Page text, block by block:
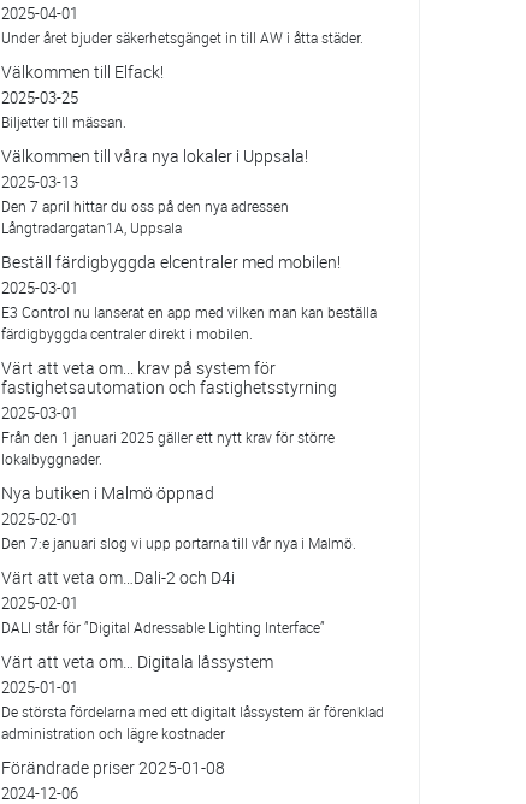
2025-04-01
Under året bjuder säkerhetsgänget in till AW i åtta städer.
Välkommen till Elfack!
2025-03-25
Biljetter till mässan.
Välkommen till våra nya lokaler i Uppsala!
2025-03-13
Den 7 april hittar du oss på den nya adressen
Långtradargatan1A, Uppsala
Beställ färdigbyggda elcentraler med mobilen!
2025-03-01
E3 Control nu lanserat en app med vilken man kan beställa
färdigbyggda centraler direkt i mobilen.
Värt att veta om... krav på system för
fastighetsautomation och fastighetsstyrning
2025-03-01
Från den 1 januari 2025 gäller ett nytt krav för större
lokalbyggnader.
Nya butiken i Malmö öppnad
2025-02-01
Den 7:e januari slog vi upp portarna till vår nya i Malmö.
Värt att veta om…Dali-2 och D4i
2025-02-01
DALI står för ”Digital Adressable Lighting Interface”
Värt att veta om… Digitala låssystem
2025-01-01
De största fördelarna med ett digitalt låssystem är förenklad
administration och lägre kostnader
Förändrade priser 2025-01-08
2024-12-06